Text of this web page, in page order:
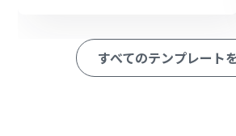
ペレーション」：トリガー起動後、フロー
すべてのテンプレート